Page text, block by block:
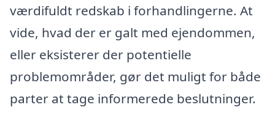
værdifuldt redskab i forhandlingerne. At
vide, hvad der er galt med ejendommen,
eller eksisterer der potentielle
problemområder, gør det muligt for både
parter at tage informerede beslutninger.